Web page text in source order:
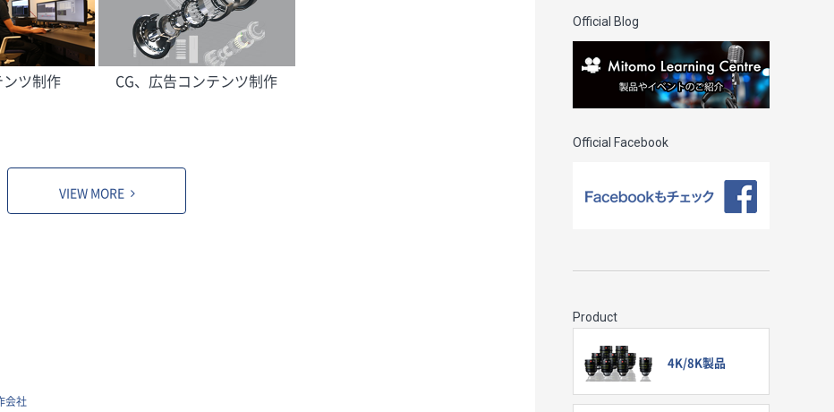
ツ制作 CG、広告コンテンツ制作
VIEW MORE
会社
Official Blog
Official Facebook
Product
4K/8K製品